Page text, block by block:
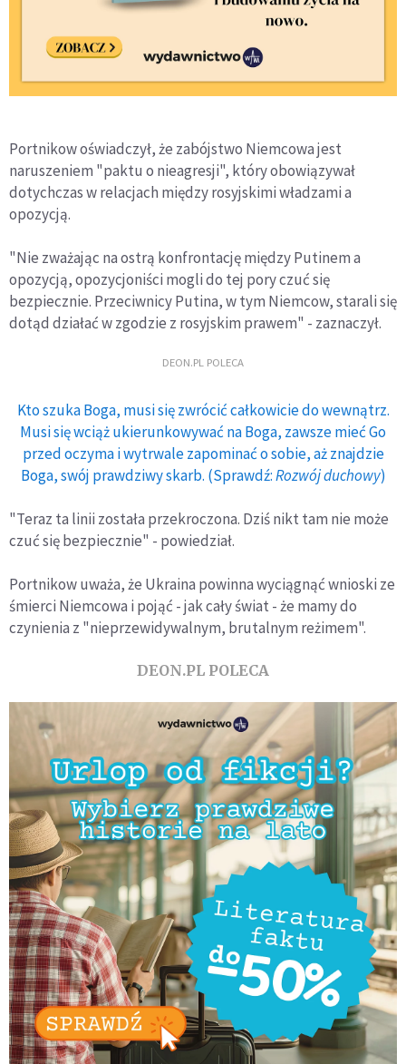
Portnikow oświadczył, że zabójstwo Niemcowa jest
naruszeniem "paktu o nieagresji", który obowiązywał
dotychczas w relacjach między rosyjskimi władzami a
opozycją.
"Nie zważając na ostrą konfrontację między Putinem a
opozycją, opozycjoniści mogli do tej pory czuć się
bezpiecznie. Przeciwnicy Putina, w tym Niemcow, starali się
dotąd działać w zgodzie z rosyjskim prawem" - zaznaczył.
DEON.PL POLECA
Kto szuka Boga, musi się zwrócić całkowicie do wewnątrz.
Musi się wciąż ukierunkowywać na Boga, zawsze mieć Go
przed oczyma i wytrwale zapominać o sobie, aż znajdzie
Boga, swój prawdziwy skarb. (Sprawdź:Rozwój duchowy)
"Teraz ta linii została przekroczona. Dziś nikt tam nie może
czuć się bezpiecznie" - powiedział.
Portnikow uważa, że Ukraina powinna wyciągnąć wnioski ze
śmierci Niemcowa i pojąć - jak cały świat - że mamy do
czynienia z "nieprzewidywalnym, brutalnym reżimem".
DEON.PL POLECA